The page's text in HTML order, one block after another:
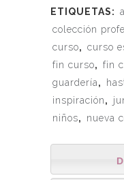
ETIQUETAS:
colección
curso, curso
fin curso, fin
guardería,
inspiración,
niños, nueva